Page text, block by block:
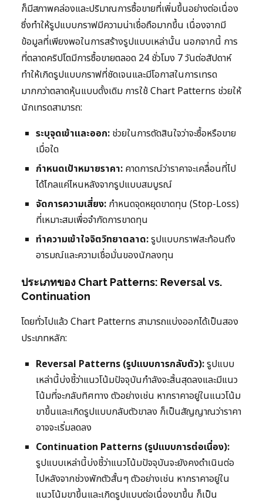
ก็มีสภาพคล่องและปริมาณการซื้อขายที่เพิ่มขึ้นอย่างต่อเนื่อง
ซึ่งทำให้รูปแบบกราฟมีความน่าเชื่อถือมากขึ้น เนื่องจากมี
ข้อมูลที่เพียงพอในการสร้างรูปแบบเหล่านั้น นอกจากนี้ การ
ที่ตลาดคริปโตมีการซื้อขายตลอด 24 ชั่วโมง 7 วันต่อสัปดาห์
ทำให้เกิดรูปแบบกราฟที่ชัดเจนและมีโอกาสในการเทรด
มากกว่าตลาดหุ้นแบบดั้งเดิม การใช้ Chart Patterns ช่วยให้
นักเทรดสามารถ:
ระบุจุดเข้าและออก: ช่วยในการตัดสินใจว่าจะซื้อหรือขาย
เมื่อใด
กำหนดเป้าหมายราคา: คาดการณ์ว่าราคาจะเคลื่อนที่ไป
ได้ไกลแค่ไหนหลังจากรูปแบบสมบูรณ์
จัดการความเสี่ยง: กำหนดจุดหยุดขาดทุน (Stop-Loss)
ที่เหมาะสมเพื่อจำกัดการขาดทุน
ทำความเข้าใจจิตวิทยาตลาด:รูปแบบกราฟสะท้อนถึง
อารมณ์และความเชื่อมั่นของนักลงทุน
ประเภทของ Chart Patterns: Reversal vs.
Continuation
โดยทั่วไปแล้ว Chart Patterns สามารถแบ่งออกได้เป็นสอง
ประเภทหลัก:
Reversal Patterns (รูปแบบการกลับตัว):รูปแบบ
เหล่านี้บ่งชี้ว่าแนวโน้มปัจจุบันกำลังจะสิ้นสุดลงและมีแนว
โน้มที่จะกลับทิศทาง ตัวอย่างเช่น หากราคาอยู่ในแนวโน้ม
ขาขึ้นและเกิดรูปแบบกลับตัวขาลง ก็เป็นสัญญาณว่าราคา
อาจจะเริ่มลดลง
Continuation Patterns (รูปแบบการต่อเนื่อง):
รูปแบบเหล่านี้บ่งชี้ว่าแนวโน้มปัจจุบันจะยังคงดำเนินต่อ
ไปหลังจากช่วงพักตัวสั้นๆ ตัวอย่างเช่น หากราคาอยู่ใน
แนวโน้มขาขึ้นและเกิดรูปแบบต่อเนื่องขาขึ้น ก็เป็น